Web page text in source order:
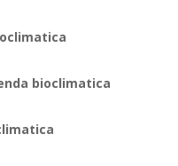
bioclimatica